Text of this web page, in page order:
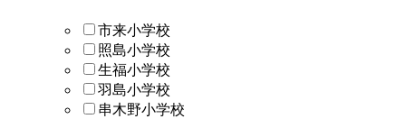
市来小学校
照島小学校
生福小学校
羽島小学校
串木野小学校